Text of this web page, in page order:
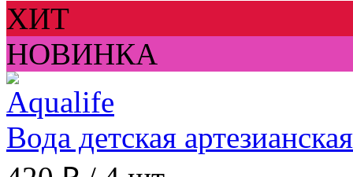
ХИТ
НОВИНКА
Вода детская